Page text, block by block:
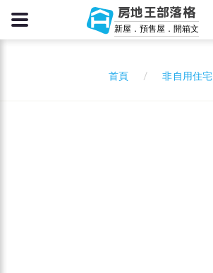
房地王部落格
新屋．預售屋．開箱文
首頁 非自用住宅